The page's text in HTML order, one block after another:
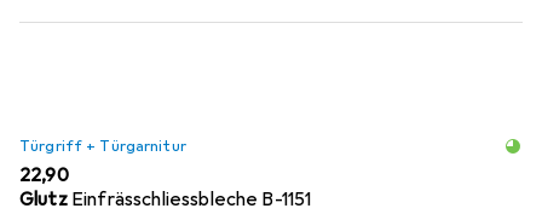
Türgriff + Türgarnitur
EUR
22,90
Glutz Einfrässchliessbleche B-1151